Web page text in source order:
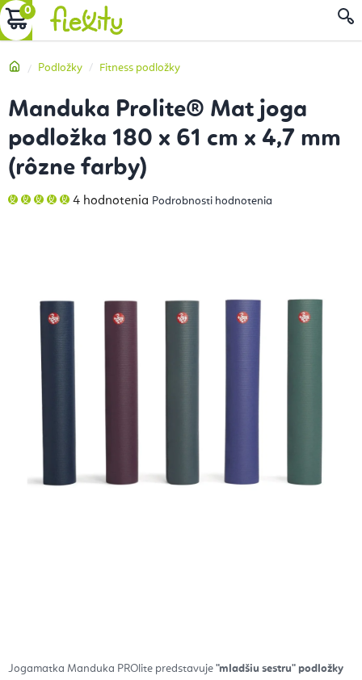
Prejsť
na
NÁKUPNÝ
DomovPodložky Fitness podložky
Jogamatka Manduka PROlite predstavuje "mladšiu sestru" podložky
Manduka Prolite® Mat joga
podložka 180 x 61 cm x 4,7 mm
(rôzne farby)
Priemerné
hodnotenie
4 hodnotenia Podrobnosti hodnotenia